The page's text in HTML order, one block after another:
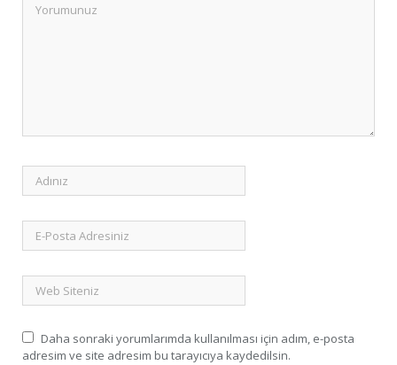
Daha sonraki yorumlarımda kullanılması için adım, e-posta
adresim ve site adresim bu tarayıcıya kaydedilsin.